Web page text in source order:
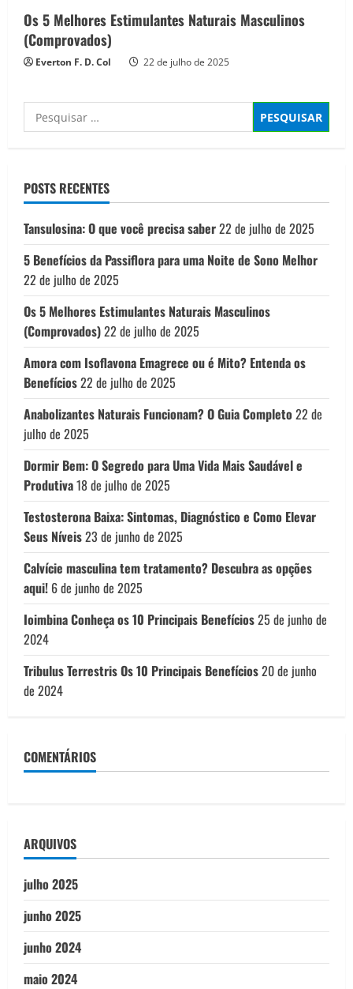
Os 5 Melhores Estimulantes Naturais Masculinos
(Comprovados)
Everton F. D. Col 22 de julho de 2025
Pesquisar
por:
POSTS RECENTES
Tansulosina: O que você precisa saber22 de julho de 2025
5 Benefícios da Passiflora para uma Noite de Sono Melhor
22 de julho de 2025
Os 5 Melhores Estimulantes Naturais Masculinos
(Comprovados)22 de julho de 2025
Amora com Isoflavona Emagrece ou é Mito? Entenda os
Benefícios22 de julho de 2025
Anabolizantes Naturais Funcionam? O Guia Completo 22 de
julho de 2025
Dormir Bem: O Segredo para Uma Vida Mais Saudável e
Produtiva18 de julho de 2025
Testosterona Baixa: Sintomas, Diagnóstico e Como Elevar
Seus Níveis23 de junho de 2025
Calvície masculina tem tratamento? Descubra as opções
aqui! 6 de junho de 2025
Ioimbina Conheça os 10 Principais Benefícios25 de junho de
2024
Tribulus Terrestris Os 10 Principais Benefícios20 de junho
de 2024
COMENTÁRIOS
ARQUIVOS
julho 2025
junho 2025
junho 2024
maio 2024